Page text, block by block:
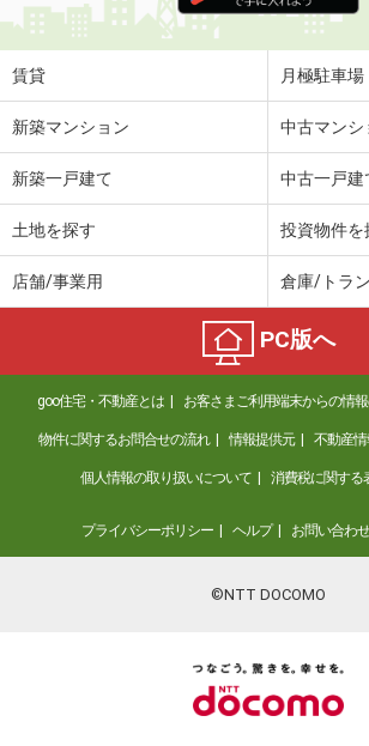
賃貸 月極駐車場
新築マンション 中古マンシ
新築一戸建て 中古一戸建
土地を探す 投資物件を
店舗/事業用 倉庫/トラ
PC版へ
goo住宅・不動産とは お客さまご利用端末からの情
物件に関するお問合せの流れ 情報提供元 不動産
個人情報の取り扱いについて 消費税に関する
プライバシーポリシー ヘルプ お問い合わせ
©NTT DOCOMO